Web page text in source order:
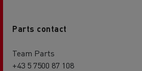
Parts contact
Team Parts
+43 5 7500 87 108